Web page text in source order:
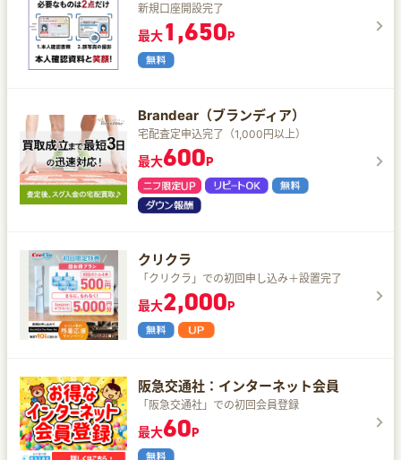
新規口座開設完了
最大1,650P
Brandear（ブランディア）
宅配査定申込完了（1,000円以上）
最大600P
クリクラ
「クリクラ」での初回申し込み＋設置完了
最大2,000P
阪急交通社：インターネット会員
「阪急交通社」での初回会員登録
最大60P